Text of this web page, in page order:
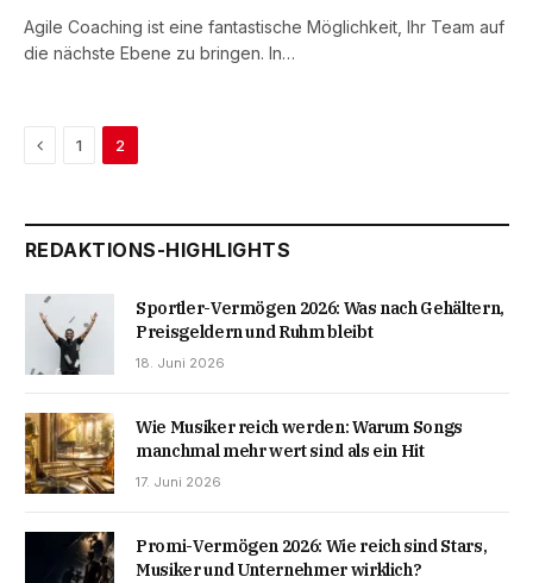
Agile Coaching ist eine fantastische Möglichkeit, Ihr Team auf
die nächste Ebene zu bringen. In…
Previous
1 2
REDAKTIONS-HIGHLIGHTS
Sportler-Vermögen 2026: Was nach Gehältern,
Preisgeldern und Ruhm bleibt
18. Juni 2026
Wie Musiker reich werden: Warum Songs
manchmal mehr wert sind als ein Hit
17. Juni 2026
Promi-Vermögen 2026: Wie reich sind Stars,
Musiker und Unternehmer wirklich?